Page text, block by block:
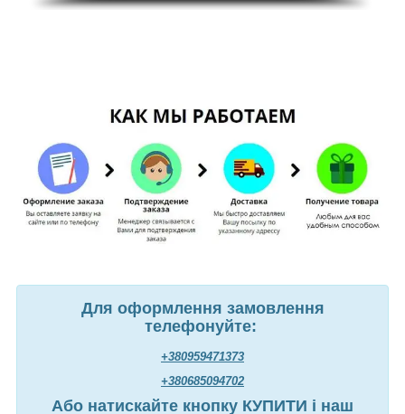
Для оформлення замовлення
телефонуйте:
+380959471373
+380685094702
Або натискайте кнопку КУПИТИ і наш